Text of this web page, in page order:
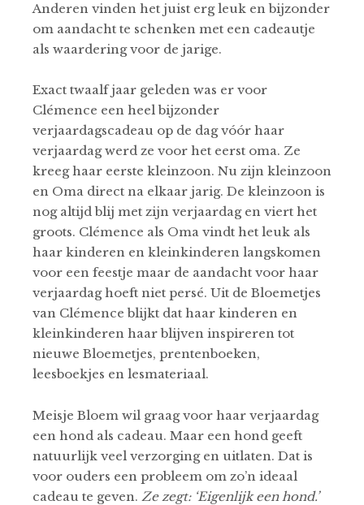
Anderen vinden het juist erg leuk en bijzonder
om aandacht te schenken met een cadeautje
als waardering voor de jarige.
Exact twaalf jaar geleden was er voor
Clémence een heel bijzonder
verjaardagscadeau op de dag vóór haar
verjaardag werd ze voor het eerst oma. Ze
kreeg haar eerste kleinzoon. Nu zijn kleinzoon
en Oma direct na elkaar jarig. De kleinzoon is
nog altijd blij met zijn verjaardag en viert het
groots. Clémence als Oma vindt het leuk als
haar kinderen en kleinkinderen langskomen
voor een feestje maar de aandacht voor haar
verjaardag hoeft niet persé. Uit de Bloemetjes
van Clémence blijkt dat haar kinderen en
kleinkinderen haar blijven inspireren tot
nieuwe Bloemetjes, prentenboeken,
leesboekjes en lesmateriaal.
Meisje Bloem wil graag voor haar verjaardag
een hond als cadeau. Maar een hond geeft
natuurlijk veel verzorging en uitlaten. Dat is
voor ouders een probleem om zo’n ideaal
cadeau te geven. Ze zegt: ‘Eigenlijk een hond.’